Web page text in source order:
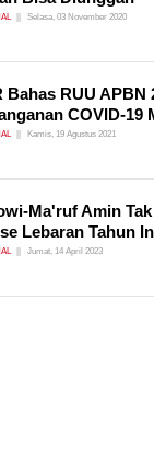
Selasa, 03 November 2020
Bahas RUU APBN
COVID-19
Kamis, 19 Agustus 2021
Ma'ruf Amin
Lebaran Tahun
Jumat, 14 April 2023